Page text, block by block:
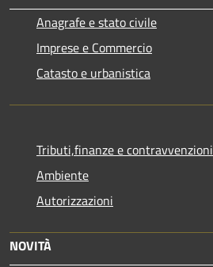
Anagrafe e stato civile
Imprese e Commercio
Catasto e urbanistica
Tributi,finanze e contravvenzioni
Ambiente
Autorizzazioni
NOVITÀ